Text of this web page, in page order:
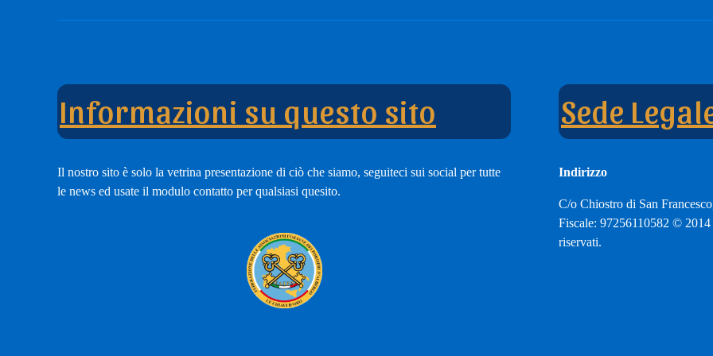
moduloChannel
Informazioni su questo sito
Il nostro sito è solo la vetrina presentazione di ciò che siamo, seguiteci sui social per tutte
le news ed usate il modulo contatto per qualsiasi quesito.
Sede
Indirizzo
C/o Chiostro di San
Fiscale: 97256110582 ©
riservati.